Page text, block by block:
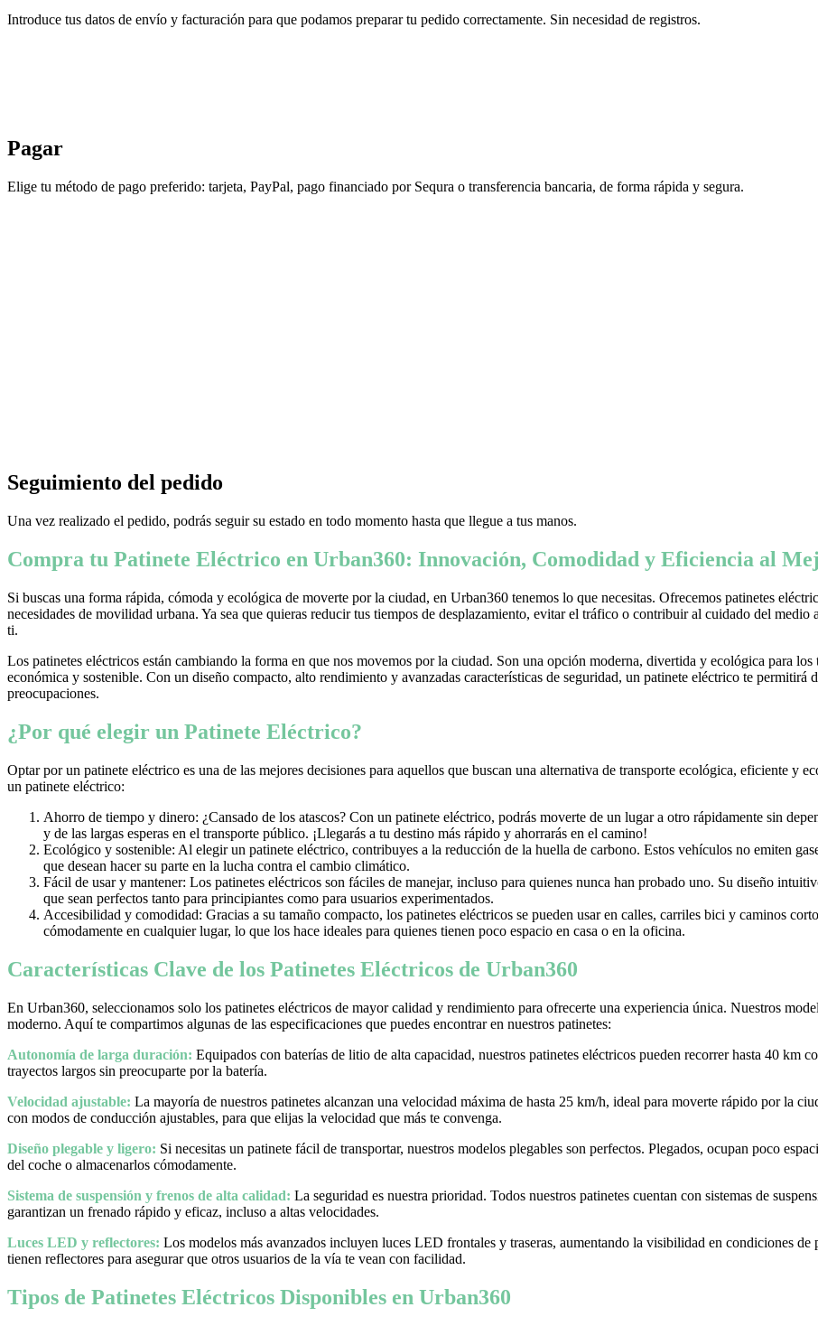
Introduce tus datos de envío y facturación para que podamos preparar tu pedido correctamente. Sin necesidad de registros.
Pagar
Elige tu método de pago preferido: tarjeta, PayPal, pago financiado por Sequra o transferencia bancaria, de forma rápida y segura.
Seguimiento del pedido
Una vez realizado el pedido, podrás seguir su estado en todo momento hasta que llegue a tus manos.
Compra tu Patinete Eléctrico en Urban360: Innovación, Comodidad y Eficiencia al
Si buscas una forma rápida, cómoda y ecológica de moverte por la ciudad, en Urban360 tenemos lo que necesitas. Ofrecemos patinetes
necesidades de movilidad urbana. Ya sea que quieras reducir tus tiempos de desplazamiento, evitar el tráfico o contribuir al cuidado del medio
ti.
Los patinetes eléctricos están cambiando la forma en que nos movemos por la ciudad. Son una opción moderna, divertida y ecológica para
económica y sostenible. Con un diseño compacto, alto rendimiento y avanzadas características de seguridad, un patinete eléctrico te permitirá
preocupaciones.
¿Por qué elegir un Patinete Eléctrico?
Optar por un patinete eléctrico es una de las mejores decisiones para aquellos que buscan una alternativa de transporte ecológica, eficiente y
un patinete eléctrico:
Ahorro de tiempo y dinero: ¿Cansado de los atascos? Con un patinete eléctrico, podrás moverte de un lugar a otro rápidamente sin
y de las largas esperas en el transporte público. ¡Llegarás a tu destino más rápido y ahorrarás en el camino!
Ecológico y sostenible: Al elegir un patinete eléctrico, contribuyes a la reducción de la huella de carbono. Estos vehículos no emiten
que desean hacer su parte en la lucha contra el cambio climático.
Fácil de usar y mantener: Los patinetes eléctricos son fáciles de manejar, incluso para quienes nunca han probado uno. Su diseño
que sean perfectos tanto para principiantes como para usuarios experimentados.
Accesibilidad y comodidad: Gracias a su tamaño compacto, los patinetes eléctricos se pueden usar en calles, carriles bici y caminos
cómodamente en cualquier lugar, lo que los hace ideales para quienes tienen poco espacio en casa o en la oficina.
Características Clave de los Patinetes Eléctricos de Urban360
En Urban360, seleccionamos solo los patinetes eléctricos de mayor calidad y rendimiento para ofrecerte una experiencia única. Nuestros
moderno. Aquí te compartimos algunas de las especificaciones que puedes encontrar en nuestros patinetes:
Autonomía de larga duración: Equipados con baterías de litio de alta capacidad, nuestros patinetes eléctricos pueden recorrer hasta 40 km
trayectos largos sin preocuparte por la batería.
Velocidad ajustable: La mayoría de nuestros patinetes alcanzan una velocidad máxima de hasta 25 km/h, ideal para moverte rápido por la
con modos de conducción ajustables, para que elijas la velocidad que más te convenga.
Diseño plegable y ligero: Si necesitas un patinete fácil de transportar, nuestros modelos plegables son perfectos. Plegados, ocupan poco
del coche o almacenarlos cómodamente.
Sistema de suspensión y frenos de alta calidad: La seguridad es nuestra prioridad. Todos nuestros patinetes cuentan con sistemas de
garantizan un frenado rápido y eficaz, incluso a altas velocidades.
Luces LED y reflectores: Los modelos más avanzados incluyen luces LED frontales y traseras, aumentando la visibilidad en condiciones
tienen reflectores para asegurar que otros usuarios de la vía te vean con facilidad.
Tipos de Patinetes Eléctricos Disponibles en Urban360